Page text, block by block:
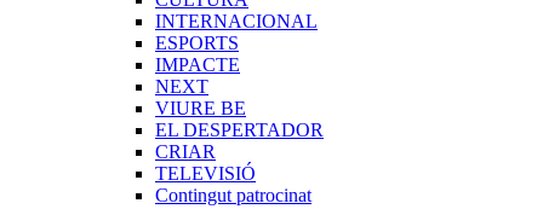
INTERNACIONAL
ESPORTS
IMPACTE
NEXT
VIURE BE
EL DESPERTADOR
CRIAR
TELEVISIÓ
Contingut patrocinat